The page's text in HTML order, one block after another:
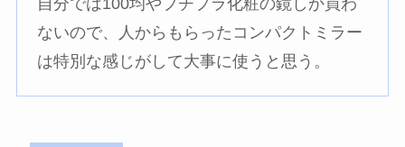
ないので、人からもらったコンパクトミラー
は特別な感じがして大事に使うと思う。